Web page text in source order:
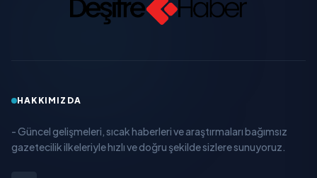
HAKKIMIZDA
- Güncel gelişmeleri, sıcak haberleri ve araştırmaları bağımsız
gazetecilik ilkeleriyle hızlı ve doğru şekilde sizlere sunuyoruz.